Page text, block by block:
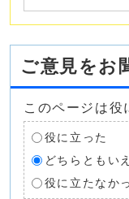
ご意見をお
このページは役
役に立った
どちらともい
役に立たなか